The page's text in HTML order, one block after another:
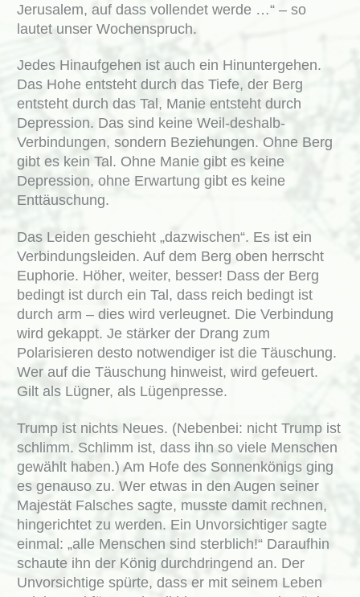
Jerusalem, auf dass vollendet werde …“ – so
lautet unser Wochenspruch.
Jedes Hinaufgehen ist auch ein Hinuntergehen.
Das Hohe entsteht durch das Tiefe, der Berg
entsteht durch das Tal, Manie entsteht durch
Depression. Das sind keine Weil-deshalb-
Verbindungen, sondern Beziehungen. Ohne Berg
gibt es kein Tal. Ohne Manie gibt es keine
Depression, ohne Erwartung gibt es keine
Enttäuschung.
Das Leiden geschieht „dazwischen“. Es ist ein
Verbindungsleiden. Auf dem Berg oben herrscht
Euphorie. Höher, weiter, besser! Dass der Berg
bedingt ist durch ein Tal, dass reich bedingt ist
durch arm – dies wird verleugnet. Die Verbindung
wird gekappt. Je stärker der Drang zum
Polarisieren desto notwendiger ist die Täuschung.
Wer auf die Täuschung hinweist, wird gefeuert.
Gilt als Lügner, als Lügenpresse.
Trump ist nichts Neues. (Nebenbei: nicht Trump ist
schlimm. Schlimm ist, dass ihn so viele Menschen
gewählt haben.) Am Hofe des Sonnenkönigs ging
es genauso zu. Wer etwas in den Augen seiner
Majestät Falsches sagte, musste damit rechnen,
hingerichtet zu werden. Ein Unvorsichtiger sagte
einmal: „alle Menschen sind sterblich!“ Daraufhin
schaute ihn der König durchdringend an. Der
Unvorsichtige spürte, dass er mit seinem Leben